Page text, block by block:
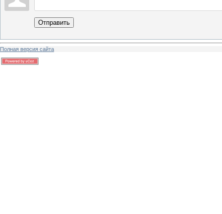
Отправить
Полная версия сайта